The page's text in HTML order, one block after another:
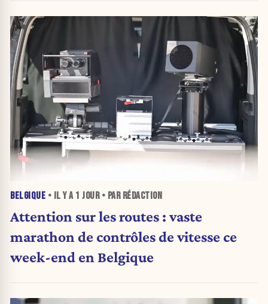
BELGIQUE • IL Y A 1 JOUR• PAR RÉDACTION
Attention sur les routes : vaste
marathon de contrôles de vitesse ce
week-end en Belgique